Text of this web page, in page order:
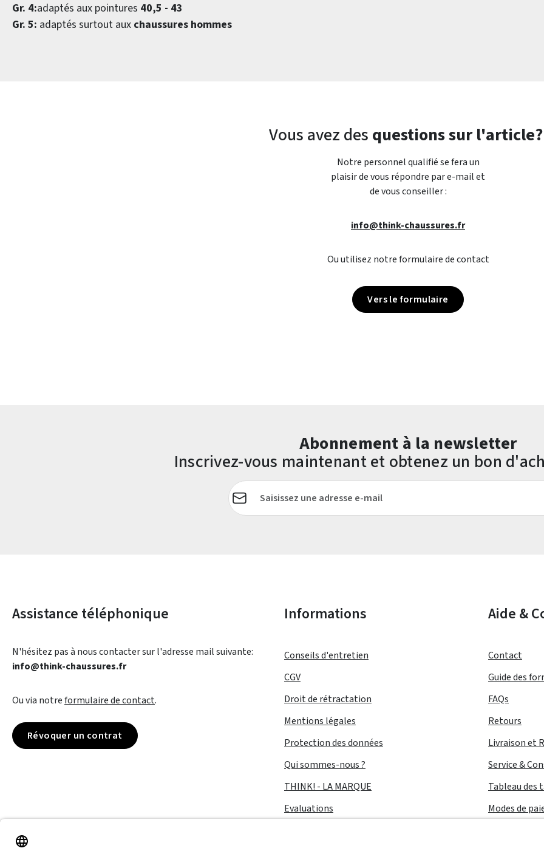
Gr. 4:adaptés aux pointures 40,5 - 43
Gr. 5: adaptés surtout aux chaussures hommes
Vous avez des questions sur l'article?
Notre personnel qualifié se fera un
plaisir de vous répondre par e-mail et
de vous conseiller :
info@think-chaussures.fr
Ou utilisez notre formulaire de contact
Vers le formulaire
Abonnement à la newsletter
Inscrivez-vous maintenant et obtenez un bon
Adresse e-mail*
Assistance téléphonique
N'hésitez pas à nous contacter sur l'adresse mail suivante:
info@think-chaussures.fr
Ou via notreformulaire de contact.
Révoquer un contrat
Informations
Conseils d'entretien
CGV
Droit de rétractation
Mentions légales
Protection des données
Qui sommes-nous ?
THINK! - LA MARQUE
Evaluations
Aide &
Contact
Guide des
FAQs
Retours
Livraison et
Service &
Tableau des
Modes de